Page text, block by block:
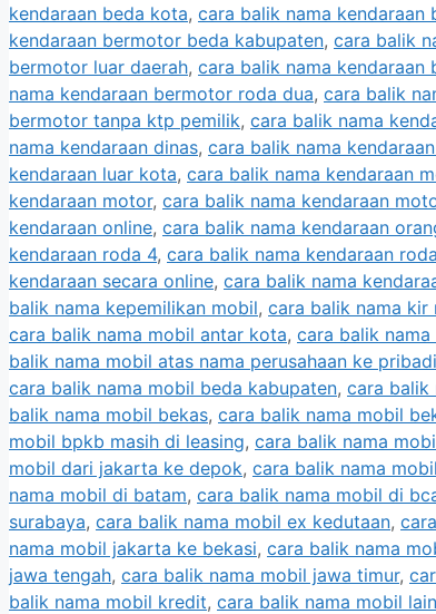
kendaraan beda kota, cara balik nama kendaraan
kendaraan bermotor beda kabupaten, cara balik
bermotor luar daerah, cara balik nama kendaraan
nama kendaraan bermotor roda dua, cara balik
bermotor tanpa ktp pemilik, cara balik nama
nama kendaraan dinas, cara balik nama
kendaraan luar kota, cara balik nama kendaraan
kendaraan motor, cara balik nama kendaraan
kendaraan online, cara balik nama kendaraan
kendaraan roda 4, cara balik nama kendaraan
kendaraan secara online, cara balik nama
balik nama kepemilikan mobil, cara balik nama kir
cara balik nama mobil antar kota, cara balik
balik nama mobil atas nama perusahaan ke pribadi
cara balik nama mobil beda kabupaten, cara balik
balik nama mobil bekas, cara balik nama mobil
mobil bpkb masih di leasing, cara balik nama
mobil dari jakarta ke depok, cara balik nama
nama mobil di batam, cara balik nama mobil di
surabaya, cara balik nama mobil ex kedutaan,
nama mobil jakarta ke bekasi, cara balik nama
jawa tengah, cara balik nama mobil jawa timur,
balik nama mobil kredit, cara balik nama mobil